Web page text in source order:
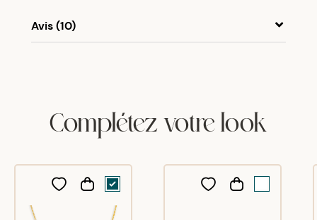
Avis (10)
02/09/18
14/12/21
Bien
Complétez votre look